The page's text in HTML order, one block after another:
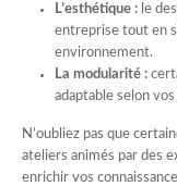
L’esthétique :le
entreprise tout en
environnement.
La modularité :
adaptable selon
N’oubliez pas que
ateliers animés par des
enrichir vos